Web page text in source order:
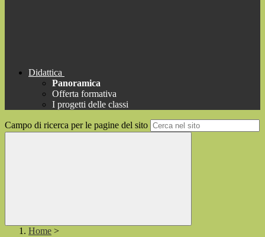
Didattica
Panoramica
Offerta formativa
I progetti delle classi
Campo di ricerca per le pagine del sito
Home >